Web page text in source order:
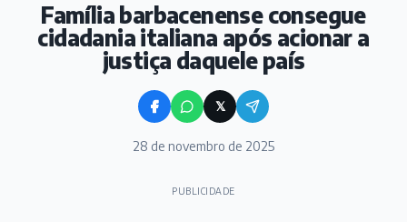
Família barbacenense consegue
cidadania italiana após acionar a
justiça daquele país
𝕏
28 de novembro de 2025
PUBLICIDADE